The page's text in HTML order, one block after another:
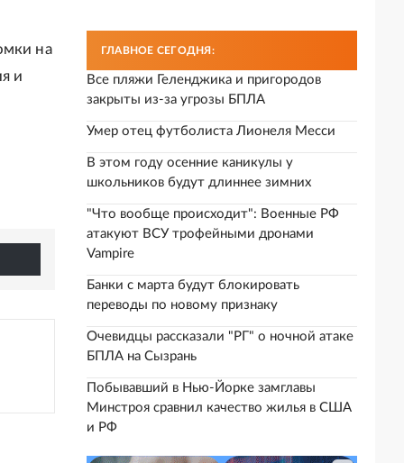
на
и
ГЛАВНОЕ СЕГОДНЯ:
Все пляжи Геленджика и пригородов
закрыты из-за угрозы БПЛА
Умер отец футболиста Лионеля Месси
В этом году осенние каникулы у
школьников будут длиннее зимних
"Что вообще происходит": Военные РФ
атакуют ВСУ трофейными дронами
Vampire
Банки с марта будут блокировать
переводы по новому признаку
Очевидцы рассказали "РГ" о ночной атаке
БПЛА на Сызрань
Побывавший в Нью-Йорке замглавы
Минстроя сравнил качество жилья в США
и РФ